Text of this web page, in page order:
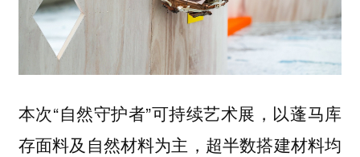
本次“自然守护者”可持续艺术展，以蓬马库
存面料及自然材料为主，超半数搭建材料均